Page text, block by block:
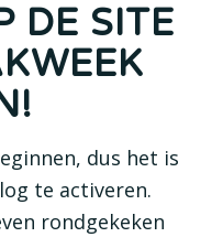
DE SITE
dus het is
te activeren.
rondgekeken